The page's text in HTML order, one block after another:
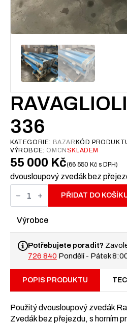
336
KATEGORIE: BAZAR KÓD
VÝROBCE: OMCN SKLADEM
55 000 Kč 66 550 Kč s DPH
dvousloupový zvedák bez
Ravaglioli
RAV
KPX
množství
PŘIDAT DO
Výrobce
Potřebujete poradit?
726 840 Pondělí - Pátek
POPIS PRODUKTU
Použitý dvousloupový zvedák
Zvedák bez přejezdu, s horním